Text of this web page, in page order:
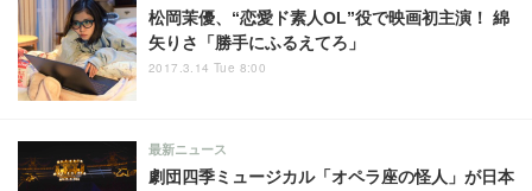
松岡茉優、“恋愛ド素人OL”役で映画初主演！ 綿
矢りさ「勝手にふるえてろ」
2017.3.14 Tue 8:00
劇団四季ミュージカル「オペラ座の怪人」が日本
最新ニュース